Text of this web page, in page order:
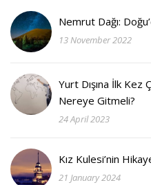
Nemrut Dağı:
13 November 2022
Yurt Dışına İlk Kez
Nereye Gitmeli?
24 April 2023
Kız Kulesi’nin
21 January 2024